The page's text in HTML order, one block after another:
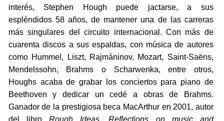
interés, Stephen Hough puede jactarse, a sus
espléndidos 58 años, de mantener una de las carreras
más singulares del circuito internacional. Con más de
cuarenta discos a sus espaldas, con música de autores
como Hummel, Liszt, Rajmáninov, Mozart, Saint-Saëns,
Mendelssohn, Brahms o Scharwenka, entre otros,
Houghs acaba de grabar los conciertos para piano de
Beethoven y dedicar un cedé a obras de Brahms.
Ganador de la prestigiosa beca MacArthur en 2001, autor
del libroRough Ideas. Reflections on music and